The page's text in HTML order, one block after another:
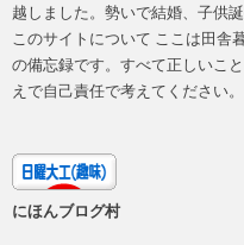
越しました。勢いで結婚、子供
このサイトについて ここは田舎
の備忘録です。すべて正しいこ
えで自己責任で考えてください
にほんブログ村